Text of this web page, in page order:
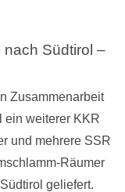
Zusammenarbeit
ein weiterer KKR
und mehrere SSR
Räumer
geliefert.